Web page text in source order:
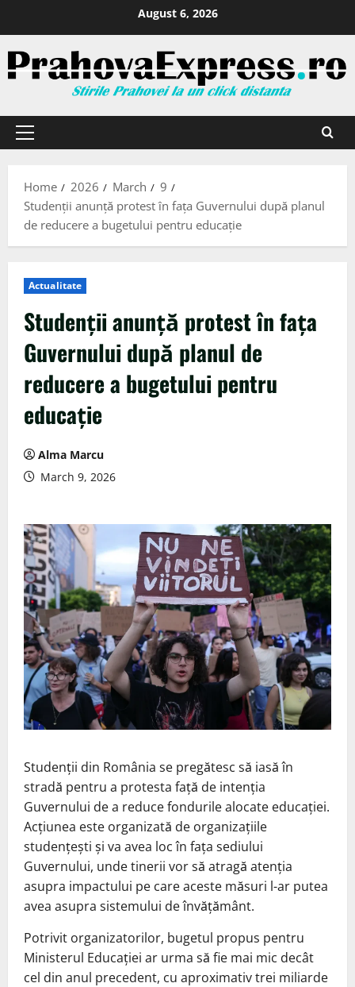
August 6, 2026
Home 2026 March
9
Studenții anunță protest în fața Guvernului după planul
de reducere a bugetului pentru educație
Actualitate
Studenții anunță protest în fața
Guvernului după planul de
reducere a bugetului pentru
educație
Alma Marcu
March 9, 2026
Studenții din România se pregătesc să iasă în
stradă pentru a protesta față de intenția
Guvernului de a reduce fondurile alocate educației.
Acțiunea este organizată de organizațiile
studențești și va avea loc în fața sediului
Guvernului, unde tinerii vor să atragă atenția
asupra impactului pe care aceste măsuri l-ar putea
avea asupra sistemului de învățământ.
Potrivit organizatorilor, bugetul propus pentru
Ministerul Educației ar urma să fie mai mic decât
cel din anul precedent, cu aproximativ trei miliarde